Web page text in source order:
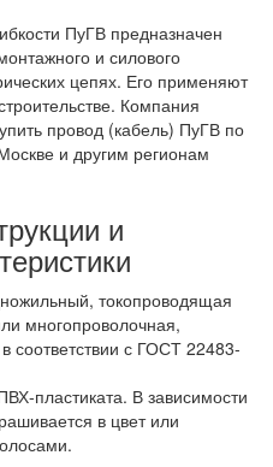
ПуГВ предназначен
и силового
цепях. Его применяют
Компания
провод (кабель) ПуГВ по
и другим регионам
и
токопроводящая
многопроволочная,
соответствии с ГОСТ 22483-
пластиката. В зависимости
в цвет или